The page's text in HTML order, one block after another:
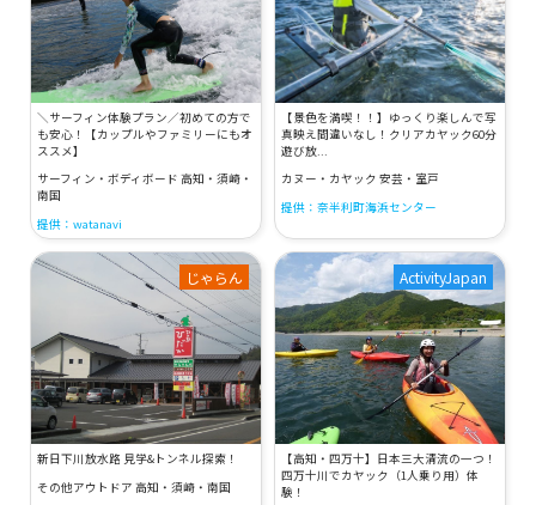
＼サーフィン体験プラン／初めての方で
も安心！【カップルやファミリーにもオ
ススメ】
サーフィン・ボディボード 高知・須崎・
南国
提供：watanavi
【景色を満喫！！】ゆっくり楽しんで写
真映え間違いなし！クリアカヤック60分
遊び放...
カヌー・カヤック 安芸・室戸
提供：奈半利町海浜センター
新日下川放水路 見学&トンネル探索！
その他アウトドア 高知・須崎・南国
じゃらん
【高知・四万十】日本三大清流の一つ！
四万十川でカヤック（1人乗り用）体
験！
ActivityJapan